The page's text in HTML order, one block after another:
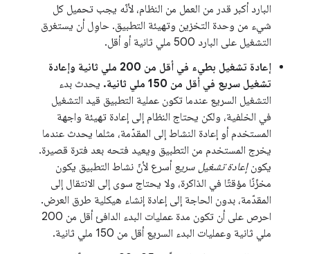
البارد أكبر قدر من العمل من النظام، لأنّه يجب تحميل كل
شيء من وحدة التخزين وتهيئة التطبيق. حاوِل أن يستغرق
التشغيل على البارد 500 ملي ثانية أو أقل.
إعادة تشغيل بطيء في أقل من 200 ملي ثانية وإعادة
تشغيل سريع في أقل من 150 ملي ثانية.
يحدث بدء
التشغيل السريع عندما تكون عملية التطبيق قيد التشغيل
في الخلفية، ولكن يحتاج النظام إلى إعادة تهيئة واجهة
المستخدم أو إعادة النشاط إلى المقدّمة، مثلما يحدث عندما
يخرج المستخدم من التطبيق ويعيد فتحه بعد فترة قصيرة.
يكونإعادة تشغيل سريع أسرع لأنّ نشاط التطبيق يكون
مخزّنًا مؤقتًا في الذاكرة، ولا يحتاج سوى إلى الانتقال إلى
المقدّمة، بدون الحاجة إلى إعادة إنشاء هيكلية طرق العرض.
احرص على أن تكون مدة عمليات البدء الدافئ أقل من 200
ملي ثانية وعمليات البدء السريع أقل من 150 ملي ثانية.